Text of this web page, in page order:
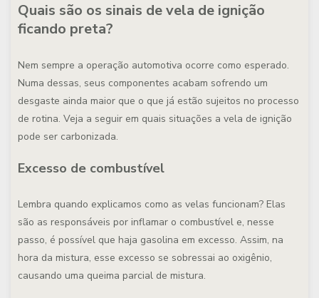
Quais são os sinais de vela de ignição
ficando preta?
Nem sempre a operação automotiva ocorre como esperado.
Numa dessas, seus componentes acabam sofrendo um
desgaste ainda maior que o que já estão sujeitos no processo
de rotina. Veja a seguir em quais situações a vela de ignição
pode ser carbonizada.
Excesso de combustível
Lembra quando explicamos como as velas funcionam? Elas
são as responsáveis por inflamar o combustível e, nesse
passo, é possível que haja gasolina em excesso. Assim, na
hora da mistura, esse excesso se sobressai ao oxigênio,
causando uma queima parcial de mistura.